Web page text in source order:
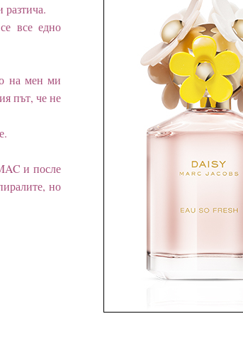
все едно
на мен ми
път, че не
и после
но